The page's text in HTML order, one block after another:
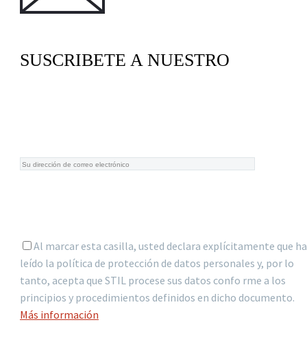
SUSCRIBETE A NUESTRO
Al marcar esta casilla, usted declara explícitamente que ha
leído la política de protección de datos personales y, por lo
tanto, acepta que STIL procese sus datos confo rme a los
principios y procedimientos definidos en dicho documento.
Más información